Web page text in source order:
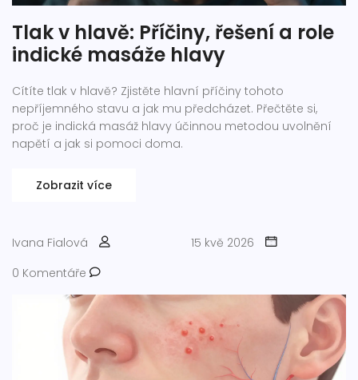
Tlak v hlavě: Příčiny, řešení a role
indické masáže hlavy
Cítíte tlak v hlavě? Zjistěte hlavní příčiny tohoto
nepříjemného stavu a jak mu předcházet. Přečtěte si,
proč je indická masáž hlavy účinnou metodou uvolnění
napětí a jak si pomoci doma.
Zobrazit více
Ivana Fialová
15 kvě 2026
0 Komentáře